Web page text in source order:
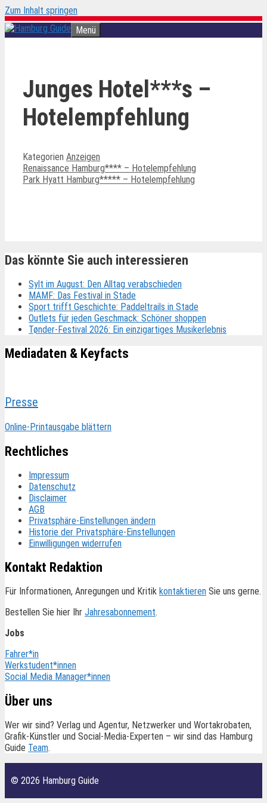
Zum Inhalt springen
Menü
Junges Hotel***s –
Hotelempfehlung
Kategorien Anzeigen
Renaissance Hamburg**** – Hotelempfehlung
Park Hyatt Hamburg***** – Hotelempfehlung
Das könnte Sie auch interessieren
Sylt im August: Den Alltag verabschieden
MAMF: Das Festival in Stade
Sport trifft Geschichte: Paddeltrails in Stade
Outlets für jeden Geschmack: Schöner shoppen
Tønder-Festival 2026: Ein einzigartiges Musikerlebnis
Mediadaten & Keyfacts
Presse
Online-Printausgabe blättern
Rechtliches
Impressum
Datenschutz
Disclaimer
AGB
Privatsphäre-Einstellungen ändern
Historie der Privatsphäre-Einstellungen
Einwilligungen widerrufen
Kontakt Redaktion
Für Informationen, Anregungen und Kritik kontaktieren Sie uns gerne.
Bestellen Sie hier Ihr Jahresabonnement.
Jobs
Fahrer*in
Werkstudent*innen
Social Media Manager*innen
Über uns
Wer wir sind? Verlag und Agentur, Netzwerker und Wortakrobaten,
Grafik-Künstler und Social-Media-Experten – wir sind das Hamburg
Guide Team.
© 2026 Hamburg Guide